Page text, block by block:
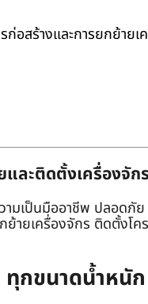
อสร้างและการยกย้
และติดตั้งเครื่องจั
มเป็นมืออาชีพ ปลอดภัย
ย้ายเครื่องจักร ติดตั้ง
ทุกขนาดน้ำหนัก